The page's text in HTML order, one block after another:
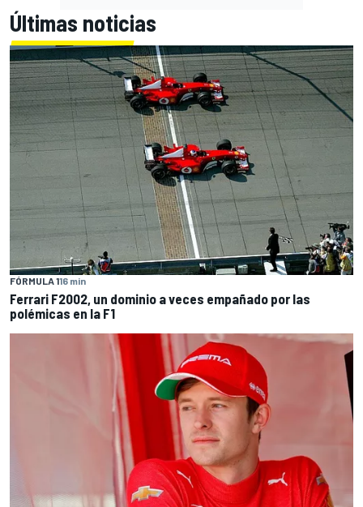
Últimas noticias
FÓRMULA 116 min
Ferrari F2002, un dominio a veces empañado por las
polémicas en la F1